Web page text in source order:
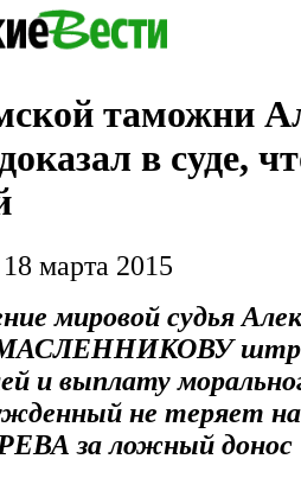
таможни
в суде,
марта 2015
мировой судья
МАСЛЕННИКОВУ
и выплату
не теряет
за ложный донос